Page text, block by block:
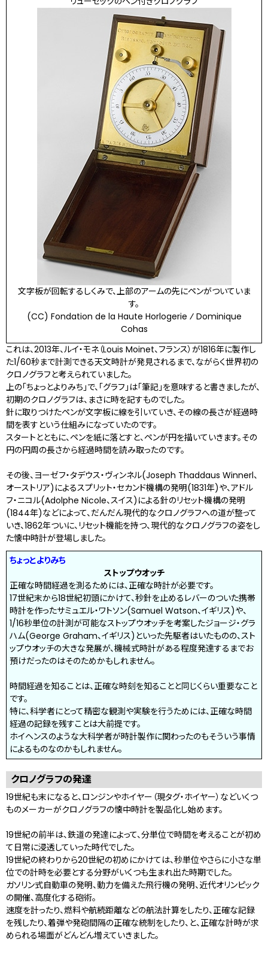
文字板が回転するしくみで、上部のアームの先にペンがついていま
す。
(CC) Fondation de la Haute Horlogerie ⁄ Dominique
Cohas
これは、2013年、ルイ・モネ（Louis Moinet、フランス）が1816年に製作し
た1/60秒まで計測できる天文時計が発見されるまで、ながらく世界初の
クロノグラフと考えられていました。
上の「ちょっとよりみち」で、「グラフ」は「筆記」を意味すると書きましたが、
初期のクロノグラフは、まさに時を記すものでした。
針に取りつけたペンが文字板に線を引いていき、その線の長さが経過時
間を表すという仕組みになっていたのです。
スタートとともに、ペンを紙に落とすと、ペンが円を描いていきます。その
円の円周の長さから経過時間を読み取ったのです。
その後、ヨーゼフ・タデウス・ヴィンネル(Joseph Thaddaus Winnerl、
オーストリア)によるスプリット・セカンド機構の発明(1831年)や、アドル
フ・ニコル(Adolphe Nicole、スイス)による針のリセット機構の発明
(1844年)などによって、だんだん現代的なクロノグラフへの道が整って
いき、1862年ついに、リセット機能を持つ、現代的なクロノグラフの姿をし
た懐中時計が登場しました。
ちょっとよりみち
ストップウオッチ
正確な時間経過を測るためには、正確な時計が必要です。
17世紀末から18世紀初頭にかけて、秒針を止めるレバーのついた携帯
時計を作ったサミュエル・ワトソン(Samuel Watson、イギリス)や、
1/16秒単位の計測が可能なストップウオッチを考案したジョージ・グラ
ハム(George Graham、イギリス)といった先駆者はいたものの、スト
ップウオッチの大きな発展が、機械式時計がある程度発達するまでお
預けだったのはそのためかもしれません。
時間経過を知ることは、正確な時刻を知ることと同じくらい重要なこと
です。
特に、科学者にとって精密な観測や実験を行うためには、正確な時間
経過の記録を残すことは大前提です。
ホイヘンスのような大科学者が時計製作に関わったのもそういう事情
によるものなのかもしれません。
クロノグラフの発達
19世紀も末になると、ロンジンやホイヤー（現タグ・ホイヤー）などいくつ
ものメーカーがクロノグラフの懐中時計を製品化し始めます。
19世紀の前半は、鉄道の発達によって、分単位で時間を考えることが初め
て日常に浸透していった時代でした。
19世紀の終わりから20世紀の初めにかけては、秒単位やさらに小さな単
位での計時を必要とする分野がいくつも生まれ出た時期でした。
ガソリン式自動車の発明、動力を備えた飛行機の発明、近代オリンピック
の開催、高度化する砲術。
速度を計ったり、燃料や航続距離などの航法計算をしたり、正確な記録
を残したり、着弾や発砲間隔の正確な統制をしたり、と、正確な計時が求
められる場面がどんどん増えていきました。